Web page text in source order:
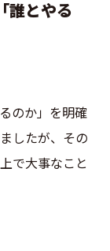
誰とやる
のか」を明確
したが、その
で大事なこと